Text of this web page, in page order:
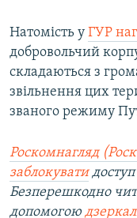
Натомість у ГУР
добровольчий
складаються з
звільнення цих
званого режиму
Роскомнагляд
заблокуватидоступ
Безперешкодно
допомогою